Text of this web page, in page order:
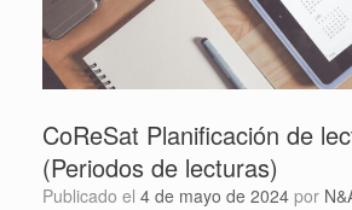
CoReSat Planificación de
(Periodos de lecturas)
Publicado el 4 de mayo de 2024 por